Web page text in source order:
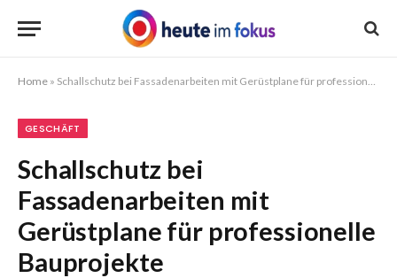
Home » Schallschutz bei Fassadenarbeiten mit Gerüstplane für professionelle Bauprojekte
GESCHÄFT
Schallschutz bei
Fassadenarbeiten mit
Gerüstplane für professionelle
Bauprojekte